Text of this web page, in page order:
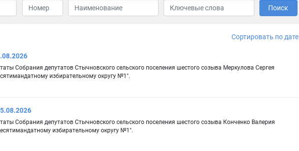
Поиск
Сортировать по дате
Собрания депутатов Стычновского сельского поселения шестого созыва Меркулова Сергея
избирательному округу №1".
Собрания депутатов Стычновского сельского поселения шестого созыва Конченко Валерия
избирательному округу №1".